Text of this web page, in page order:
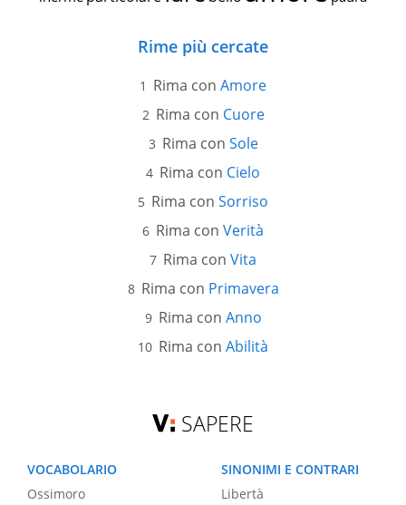
Rime più cercate
Rima con Amore
Rima con Cuore
Rima con Sole
Rima con Cielo
Rima con Sorriso
Rima con Verità
Rima con Vita
Rima con Primavera
Rima con Anno
Rima con Abilità
SAPERE
VOCABOLARIO
Ossimoro
SINONIMI E CONTRARI
Libertà